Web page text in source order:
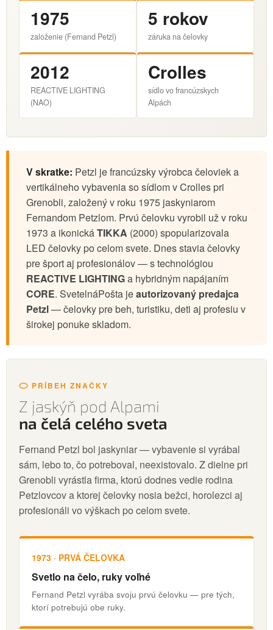
1975
založenie (Fernand Petzl)
5 rokov
záruka na čelovky
2012
REACTIVE LIGHTING
(NAO)
Crolles
sídlo vo francúzskych
Alpách
V skratke: Petzl je francúzsky výrobca čeloviek a
vertikálneho vybavenia so sídlom v Crolles pri
Grenobli, založený v roku 1975 jaskyniarom
Fernandom Petzlom. Prvú čelovku vyrobil už v roku
1973 a ikonickáTIKKA (2000) spopularizovala
LED čelovky po celom svete. Dnes stavia čelovky
pre šport aj profesionálov — s technológiou
REACTIVE LIGHTINGa hybridným napájaním
CORE. SvetelnáPošta jeautorizovaný predajca
Petzl— čelovky pre beh, turistiku, deti aj profesiu v
širokej ponuke skladom.
PRÍBEH ZNAČKY
Z jaskýň pod Alpami
na čelá celého sveta
Fernand Petzl bol jaskyniar — vybavenie si vyrábal
sám, lebo to, čo potreboval, neexistovalo. Z dielne pri
Grenobli vyrástla firma, ktorú dodnes vedie rodina
Petzlovcov a ktorej čelovky nosia bežci, horolezci aj
profesionáli vo výškach po celom svete.
1973 · PRVÁ ČELOVKA
Svetlo na čelo, ruky voľné
Fernand Petzl vyrába svoju prvú čelovku — pre tých,
ktorí potrebujú obe ruky.